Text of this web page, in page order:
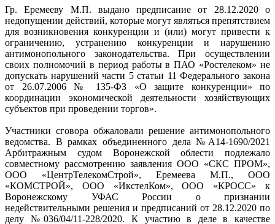
Гр. Еремееву М.П. выдано предписание от 28.12.2020 о
недопущении действий, которые могут являться препятствием
для возникновения конкуренции и (или) могут привести к
ограничению, устранению конкуренции и нарушению
антимонопольного законодательства. При осуществлении
своих полномочий в период работы в ПАО «Ростелеком» не
допускать нарушений части 5 статьи 11 Федерального закона
от 26.07.2006 № 135-ФЗ «О защите конкуренции» по
координации экономической деятельности хозяйствующих
субъектов при проведении торгов».
Участники сговора обжаловали решение антимонопольного
ведомства. В рамках объединенного дела №А14-1690/2021
Арбитражным судом Воронежской облести подлежало
совместному рассмотрению заявления ООО «СКС ПРОМ»,
ООО «ЦентрТелекомСтрой», Еремеева М.П., ООО
«КОМСТРОЙ», ООО «ИкстелКом», ООО «КРОСС» к
Воронежскому УФАС России о признании
недействительными решения и предписаний от 28.12.2020 по
делу №036/04/11-228/2020. К участию в деле в качестве